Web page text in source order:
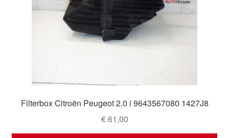
Filterbox Citroën Peugeot 2.0 i 9643567080 1427J8
€61,00